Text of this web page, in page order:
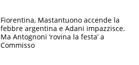
Fiorentina, Mastantuono accende la
febbre argentina e Adani impazzisce.
Ma Antognoni ‘rovina la festa’ a
Commisso